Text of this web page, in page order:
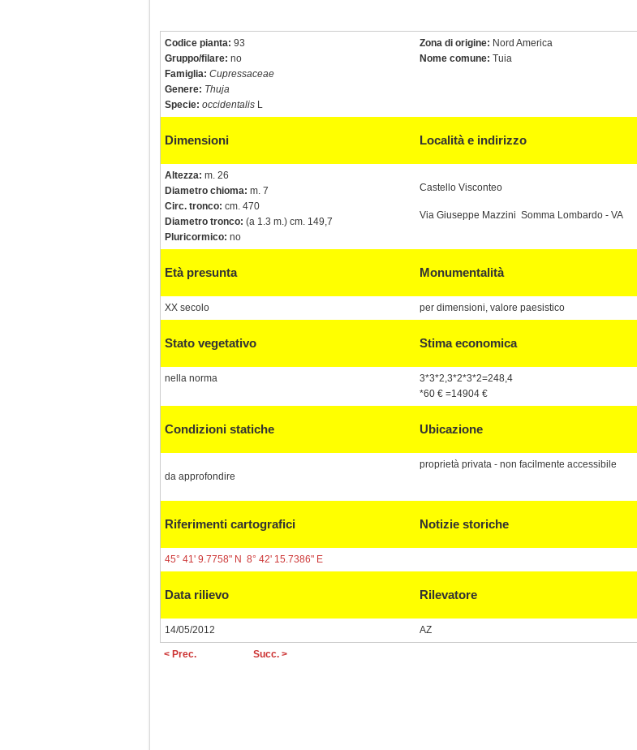
Codice pianta: 93
Gruppo/filare: no
Famiglia: Cupressaceae
Genere: Thuja
Specie: occidentalis L
Zona di origine: Nord America
Nome comune: Tuia
Dimensioni Località e indirizzo
Altezza: m. 26
Diametro chioma: m. 7
Circ. tronco: cm. 470
Diametro tronco: (a 1.3 m.) cm. 149,7
Pluricormico: no
Castello Visconteo
Via Giuseppe Mazzini Somma Lombardo - VA
Età presunta Monumentalità
XX secolo per dimensioni, valore paesistico
Stato vegetativo Stima economica
nella norma
3*3*2,3*2*3*2=248,4
*60 € =14904 €
Condizioni statiche Ubicazione
da approfondire
proprietà privata - non facilmente accessibile
Riferimenti cartografici Notizie storiche
45° 41' 9.7758" N 8° 42' 15.7386" E
Data rilievo Rilevatore
14/05/2012 AZ
< Prec. Succ. >